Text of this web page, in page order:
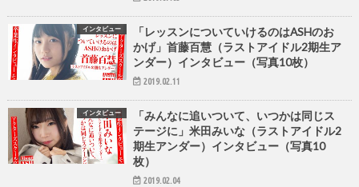
インタビュー
「レッスンについていけるのはASHのお
かげ」首藤百慧（ラストアイドル2期生ア
ンダー）インタビュー（写真10枚）
2019.02.11
インタビュー
「みんなに追いついて、いつかは同じス
テージに」米田みいな（ラストアイドル2
期生アンダー）インタビュー（写真10
枚）
2019.02.04